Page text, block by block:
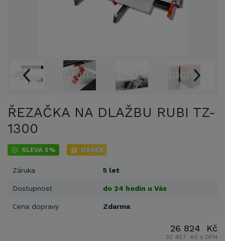
ŘEZAČKA NA DLAŽBU RUBI TZ-
1300
SLEVA 5% DÁREK
Záruka 5 let
Dostupnost do 24 hodin u Vás
Cena dopravy Zdarma
26 824 Kč
32 457 Kč s DPH